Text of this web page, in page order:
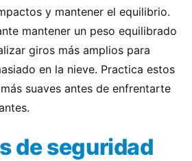
y mantener el equilibrio.
mantener un peso equilibrado
giros más amplios para
en la nieve. Practica estos
suaves antes de enfrentarte
de seguridad